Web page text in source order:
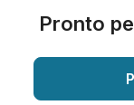
Pronto